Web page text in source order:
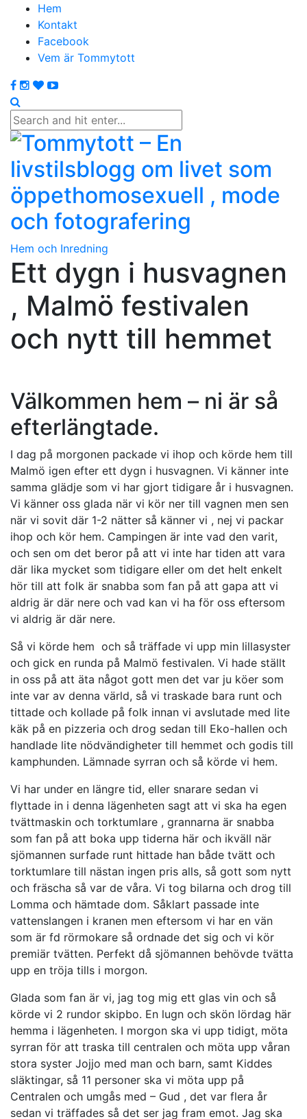
Hem
Kontakt
Facebook
Vem är Tommytott
Hem och Inredning
Ett dygn i husvagnen
, Malmö festivalen
och nytt till hemmet
Välkommen hem – ni är så
efterlängtade.
I dag på morgonen packade vi ihop och körde hem till
Malmö igen efter ett dygn i husvagnen. Vi känner inte
samma glädje som vi har gjort tidigare år i husvagnen.
Vi känner oss glada när vi kör ner till vagnen men sen
när vi sovit där 1-2 nätter så känner vi , nej vi packar
ihop och kör hem. Campingen är inte vad den varit,
och sen om det beror på att vi inte har tiden att vara
där lika mycket som tidigare eller om det helt enkelt
hör till att folk är snabba som fan på att gapa att vi
aldrig är där nere och vad kan vi ha för oss eftersom
vi aldrig är där nere.
Så vi körde hem och så träffade vi upp min lillasyster
och gick en runda på Malmö festivalen. Vi hade ställt
in oss på att äta något gott men det var ju köer som
inte var av denna värld, så vi traskade bara runt och
tittade och kollade på folk innan vi avslutade med lite
käk på en pizzeria och drog sedan till Eko-hallen och
handlade lite nödvändigheter till hemmet och godis till
kamphunden. Lämnade syrran och så körde vi hem.
Vi har under en längre tid, eller snarare sedan vi
flyttade in i denna lägenheten sagt att vi ska ha egen
tvättmaskin och torktumlare , grannarna är snabba
som fan på att boka upp tiderna här och ikväll när
sjömannen surfade runt hittade han både tvätt och
torktumlare till nästan ingen pris alls, så gott som nytt
och fräscha så var de våra. Vi tog bilarna och drog till
Lomma och hämtade dom. Såklart passade inte
vattenslangen i kranen men eftersom vi har en vän
som är fd rörmokare så ordnade det sig och vi kör
premiär tvätten. Perfekt då sjömannen behövde tvätta
upp en tröja tills i morgon.
Glada som fan är vi, jag tog mig ett glas vin och så
körde vi 2 rundor skipbo. En lugn och skön lördag här
hemma i lägenheten. I morgon ska vi upp tidigt, möta
syrran för att traska till centralen och möta upp våran
stora syster Jojjo med man och barn, samt Kiddes
släktingar, så 11 personer ska vi möta upp på
Centralen och umgås med – Gud , det var flera år
sedan vi träffades så det ser jag fram emot. Jag ska